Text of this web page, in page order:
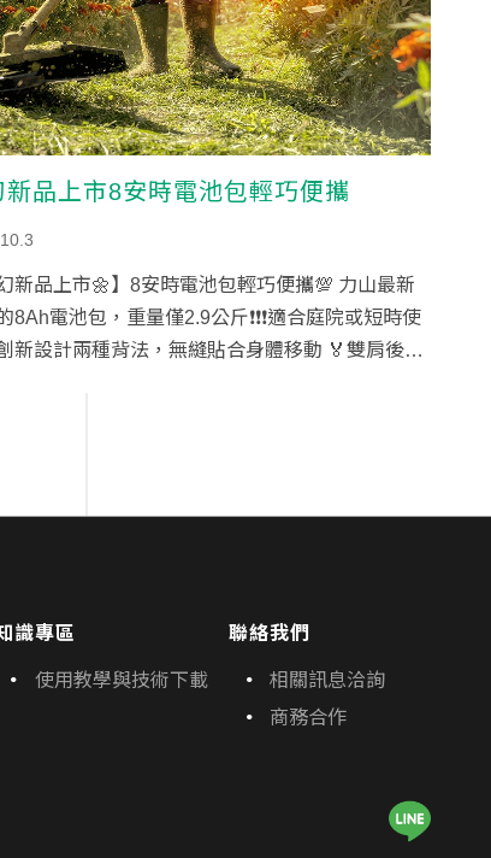
新品上市8安時電池包輕巧便攜
幻新品上市🌼】8安時電池包輕巧便攜💯 力山最新
8Ah電池包，重量僅2.9公斤❗❗❗適合庭院或短時使
新設計兩種背法，無縫貼合身體移動 🏅雙肩後背
識專區
使用教學與技術下載
聯絡我們
相關訊息洽詢
商務合作